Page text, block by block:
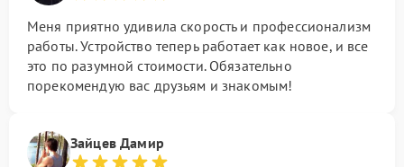
Меня приятно удивила скорость и профессионализм
работы. Устройство теперь работает как новое, и все
это по разумной стоимости. Обязательно
порекомендую вас друзьям и знакомым!
Зайцев Дамир